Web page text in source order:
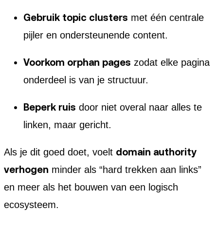
Gebruik topic clusters met één centrale
pijler en ondersteunende content.
Voorkom orphan pages zodat elke pagina
onderdeel is van je structuur.
Beperk ruis door niet overal naar alles te
linken, maar gericht.
Als je dit goed doet, voelt domain authority
verhogen minder als “hard trekken aan links”
en meer als het bouwen van een logisch
ecosysteem.